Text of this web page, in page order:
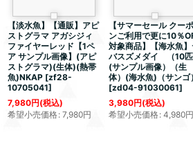
【淡水魚】【通販】アピ
ストグラマ アガシジィ
ファイヤーレッド【1ペ
ア サンプル画像】(アピ
ストグラマ)(生体)(熱帯
魚)NKAP [zf28-
10705041]
7,980円(税込)
希望小売価格: 7,980円
【サマーセール クーポ
ンご利用で更に10％
対象商品】【海水魚
バスズメダイ （10匹
(サンプル画像）（生
体）(海水魚)（サンゴ）
[zd04-91030061]
3,980円(税込)
希望小売価格: 4,980円